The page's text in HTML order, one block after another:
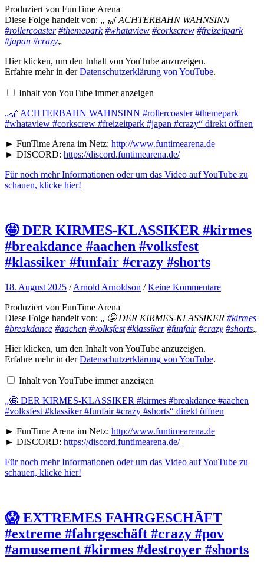
Produziert von FunTime Arena
Diese Folge handelt von: „ 🎢 ACHTERBAHN WAHNSINN
#rollercoaster #themepark #whataview #corkscrew #freizeitpark
#japan #crazy„
„🎢
ACHTERBAHN
WAHNSINN
#themepark
#corkscrew
#freizeitpark
#japan
#crazy“
von
YouTube
Hier klicken, um den Inhalt von YouTube anzuzeigen.
Erfahre mehr in derDatenschutzerklärung von YouTube.
Inhalt von YouTube immer anzeigen
„🎢 ACHTERBAHN WAHNSINN #rollercoaster #themepark
#whataview #corkscrew #freizeitpark #japan #crazy“ direkt öffnen
► FunTime Arena im Netz: http://www.funtimearena.de
► DISCORD: https://discord.funtimearena.de/
Für noch mehr Informationen oder um das Video auf YouTube zu
schauen, klicke hier!
🤩 DER KIRMES-KLASSIKER #kirmes
#breakdance #aachen #volksfest
#klassiker #funfair #crazy #shorts
18. August 2025 /Arnold Arnoldson /Keine Kommentare
Produziert von FunTime Arena
Diese Folge handelt von: „ 🤩 DER KIRMES-KLASSIKER #kirmes
#breakdance #aachen #volksfest #klassiker #funfair #crazy #shorts„
„🤩
DER
KIRMES-
#kirmes
#aachen
#volksfest
#klassiker
#funfair
#crazy
#shorts“
YouTube
anzeigen
Hier klicken, um den Inhalt von YouTube anzuzeigen.
Erfahre mehr in derDatenschutzerklärung von YouTube.
Inhalt von YouTube immer anzeigen
„🤩 DER KIRMES-KLASSIKER #kirmes #breakdance #aachen
#volksfest #klassiker #funfair #crazy #shorts“ direkt öffnen
► FunTime Arena im Netz: http://www.funtimearena.de
► DISCORD: https://discord.funtimearena.de/
Für noch mehr Informationen oder um das Video auf YouTube zu
schauen, klicke hier!
😱 EXTREMES FAHRGESCHÄFT
#extreme #fahrgeschäft #crazy #pov
#amusement #kirmes #destroyer #shorts